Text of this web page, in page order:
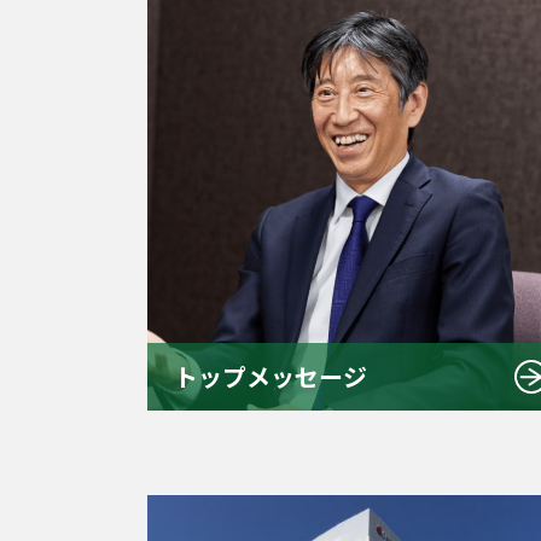
トップメッセージ